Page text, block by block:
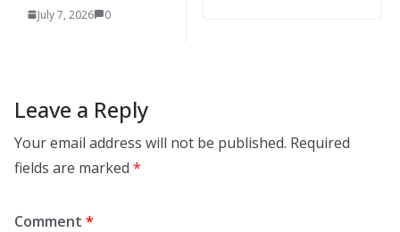
0
Leave a Reply
Your email address will not be published. Required
fields are marked *
Comment *